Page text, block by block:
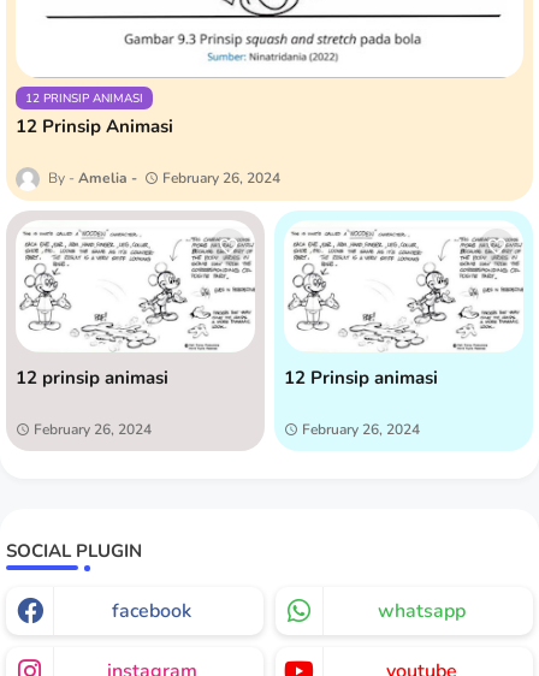
12 PRINSIP ANIMASI
12 Prinsip Animasi
Amelia February 26, 2024
12 prinsip animasi
February 26, 2024
12 Prinsip animasi
February 26, 2024
SOCIAL PLUGIN
facebook whatsapp